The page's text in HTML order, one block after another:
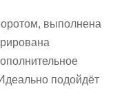
выполнена
подойдёт